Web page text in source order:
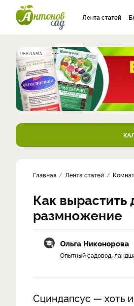
Лента статей
РЕКЛАМА
Главная Лента статей
Как вырастить
размножение
Ольга Никонорова
Опытный садовод,
Сциндапсус — хоть